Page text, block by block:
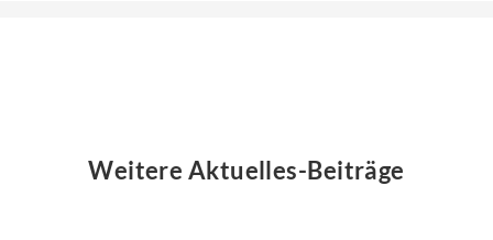
Weitere Aktuelles-Beiträge